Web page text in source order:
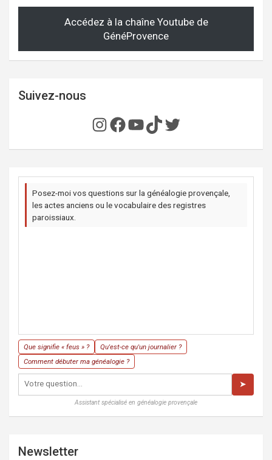
Accédez à la chaîne Youtube de
GénéProvence
Suivez-nous
Instagram
Facebook
YouTube
TikTok
Twitter
Posez-moi vos questions sur la généalogie provençale,
les actes anciens ou le vocabulaire des registres
paroissiaux.
Que signifie « feus » ?
Qu'est-ce qu'un journalier ?
Comment débuter ma généalogie ?
➤
Assistant spécialisé en généalogie provençale
Newsletter